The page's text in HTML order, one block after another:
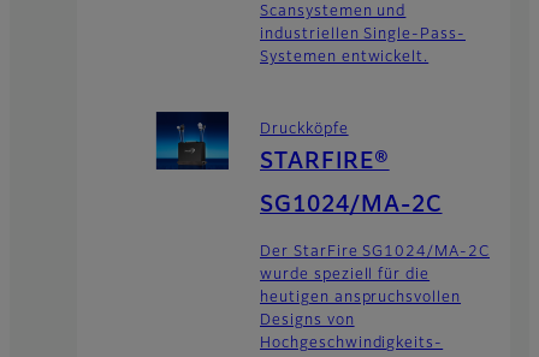
Scansystemen und
industriellen Single-Pass-
Systemen entwickelt.
Druckköpfe
STARFIRE®
SG1024/MA-2C
Der StarFire SG1024/MA-2C
wurde speziell für die
heutigen anspruchsvollen
Designs von
Hochgeschwindigkeits-